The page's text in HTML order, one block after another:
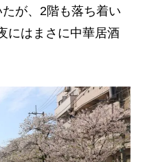
が、2階も落ち着い
にはまさに中華居酒